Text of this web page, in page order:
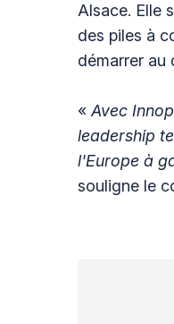
Alsace. Elle
des piles à
démarrer au
« Avec
leadership
l'Europe à
souligne le